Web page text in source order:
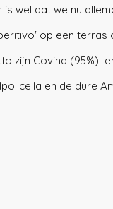
wel dat we nu
op een terras
zijn Covina (95%)
en de dure